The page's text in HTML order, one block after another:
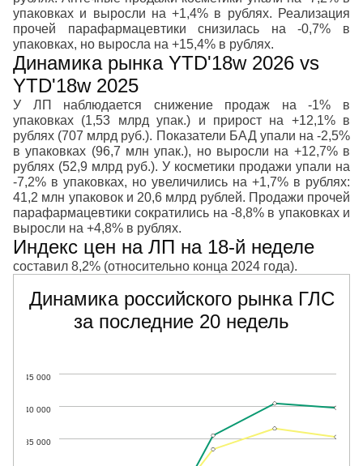
упаковках и выросли на +1,4% в рублях. Реализация
прочей парафармацевтики снизилась на -0,7% в
упаковках, но выросла на +15,4% в рублях.
Динамика рынка YTD'18w 2026 vs
YTD'18w 2025
У ЛП наблюдается снижение продаж на -1% в
упаковках (1,53 млрд упак.) и прирост на +12,1% в
рублях (707 млрд руб.). Показатели БАД упали на -2,5%
в упаковках (96,7 млн упак.), но выросли на +12,7% в
рублях (52,9 млрд руб.). У косметики продажи упали на
-7,2% в упаковках, но увеличились на +1,7% в рублях:
41,2 млн упаковок и 20,6 млрд рублей. Продажи прочей
парафармацевтики сократились на -8,8% в упаковках и
выросли на +4,8% в рублях.
Индекс цен на ЛП на 18-й неделе
составил 8,2% (относительно конца 2024 года).
Динамика российского рынка ГЛС
за последние 20 недель